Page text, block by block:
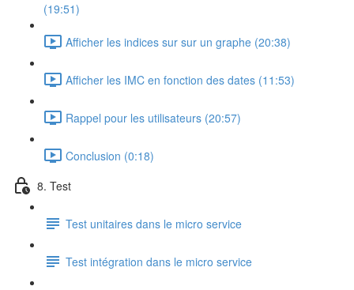
(19:51)
Afficher les indices sur sur un graphe (20:38)
Afficher les IMC en fonction des dates (11:53)
Rappel pour les utilisateurs (20:57)
Conclusion (0:18)
8. Test
Test unitaires dans le micro service
Test intégration dans le micro service